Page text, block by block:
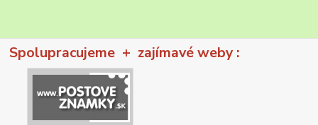
Spolupracujeme + zajímavé weby :